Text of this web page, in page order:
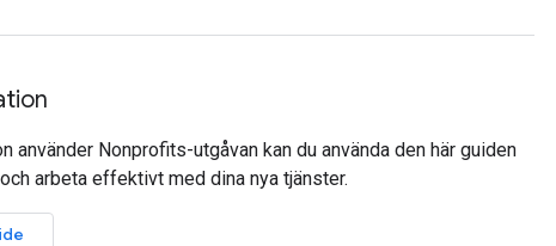
använder Nonprofits-utgåvan kan du använda den här guiden
arbeta effektivt med dina nya tjänster.